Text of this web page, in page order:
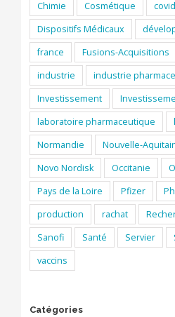
Chimie Cosmétique
Dispositifs Médicaux
france
Fusions-Acquisitions
industrie
industrie
Investissement
laboratoire pharmaceutique
Normandie
Nouvelle-
Novo Nordisk
Occitanie
Pays de la Loire
Pfizer
production
rachat
Sanofi
Santé Servier
vaccins
Catégories